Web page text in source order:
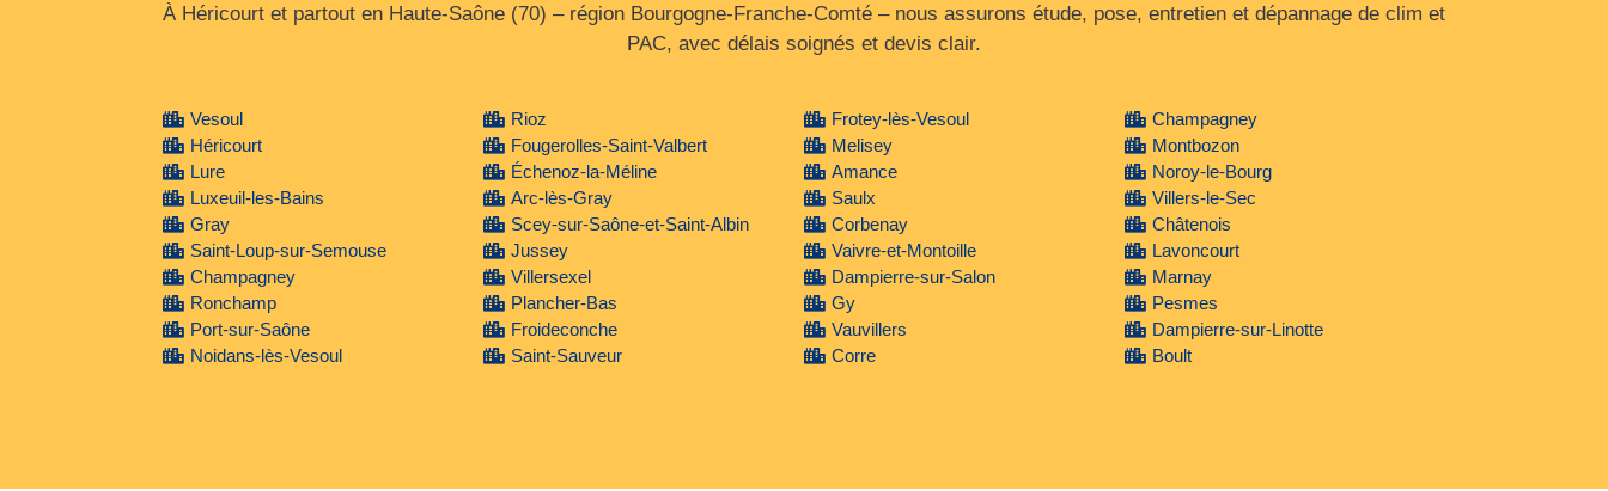
À Héricourt et partout en Haute‑Saône (70) – région Bourgogne‑Franche‑Comté – nous assurons étude, pose, entretien et dépannage de clim et
PAC, avec délais soignés et devis clair.
Vesoul
Héricourt
Lure
Luxeuil-les-Bains
Gray
Saint-Loup-sur-Semouse
Champagney
Ronchamp
Port-sur-Saône
Noidans-lès-Vesoul
Rioz
Fougerolles-Saint-Valbert
Échenoz-la-Méline
Arc-lès-Gray
Scey-sur-Saône-et-Saint-Albin
Jussey
Villersexel
Plancher-Bas
Froideconche
Saint-Sauveur
Frotey-lès-Vesoul
Melisey
Amance
Saulx
Corbenay
Vaivre-et-Montoille
Dampierre-sur-Salon
Gy
Vauvillers
Corre
Champagney
Montbozon
Noroy-le-Bourg
Villers-le-Sec
Châtenois
Lavoncourt
Marnay
Pesmes
Dampierre-sur-Linotte
Boult